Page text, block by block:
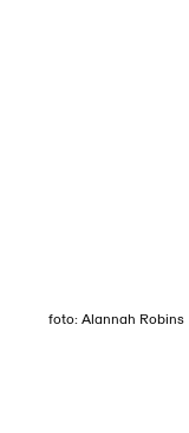
foto: Alannah Robins